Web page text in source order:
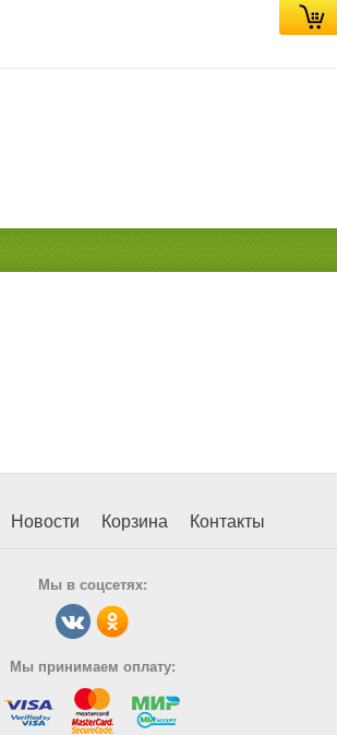
Новости Корзина Контакты
Мы в соцсетях:
Мы принимаем оплату: